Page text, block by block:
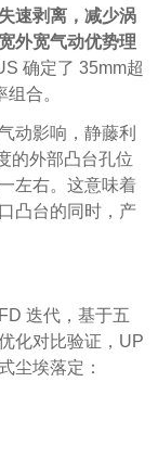
速剥离，减少涡
外宽气动优势理
确定了 35mm超
合。
动影响，静藤利
的外部凸台孔位
左右。这意味着
凸台的同时，产
迭代，基于五
化对比验证，UP
尘埃落定：